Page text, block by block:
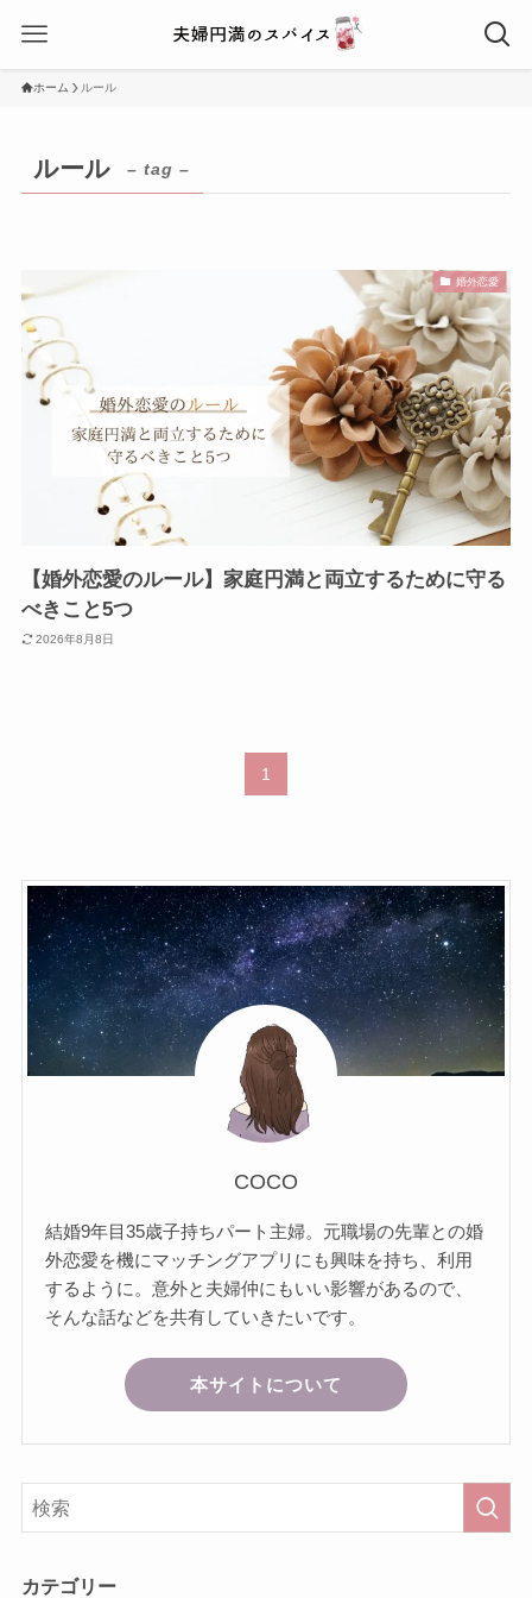
ホーム ルール
ルール – tag –
婚外恋愛
【婚外恋愛のルール】家庭円満と両立するために守る
べきこと5つ
2026年8月8日
1
COCO
結婚9年目35歳子持ちパート主婦。元職場の先輩との婚
外恋愛を機にマッチングアプリにも興味を持ち、利用
するように。意外と夫婦仲にもいい影響があるので、
そんな話などを共有していきたいです。
本サイトについて
カテゴリー